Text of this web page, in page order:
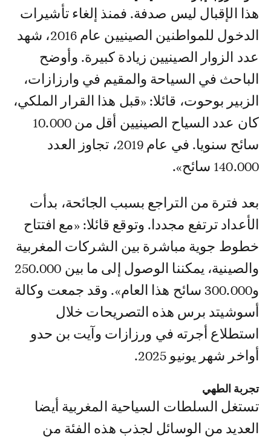
هذا الإقبال ليس صدفة. فمنذ إلغاء تأشيرات
الدخول للمواطنين الصينيين عام 2016، شهد
عدد الزوار الصينيين زيادة كبيرة. وأوضح
الباحث في السياحة والمقيم في وارزازات،
الزبير بوحوت، قائلا: «قبل هذا القرار الملكي،
كان عدد السياح الصينيين أقل من 10.000
سائح سنويا. في عام 2019، تجاوز العدد
140.000 سائح».
بعد فترة من التراجع بسبب الجائحة، بدأت
الأعداد ترتفع مجددا. وتوقع قائلا: «مع افتتاح
خطوط جوية مباشرة بين الشركات المغربية
والصينية، يمكننا الوصول إلى ما بين 250.000
و300.000 سائح هذا العام». وقد جمعت وكالة
أسوشيتد برس هذه التصريحات خلال
استطلاع أجرته في ورزازات وآيت بن حدو
أواخر شهر يونيو 2025.
تجربة الطهي
تستغل السلطات السياحية المغربية أيضا
العديد من الوسائل لجذب هذه الفئة من